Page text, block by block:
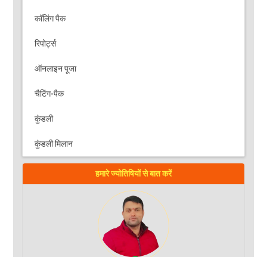
कॉलिंग पैक
रिपोर्ट्स
ऑनलाइन पूजा
चैटिंग-पैक
कुंडली
कुंडली मिलान
हमारे ज्योतिषियों से बात करें